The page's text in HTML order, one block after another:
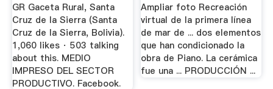
GR Gaceta Rural, Santa
Cruz de la Sierra (Santa
Cruz de la Sierra, Bolivia).
1,060 likes · 503 talking
about this. MEDIO
IMPRESO DEL SECTOR
PRODUCTIVO. Facebook.
Ampliar foto Recreación
virtual de la primera línea
de mar de ... dos elementos
que han condicionado la
obra de Piano. La cerámica
fue una ... PRODUCCIÓN ...